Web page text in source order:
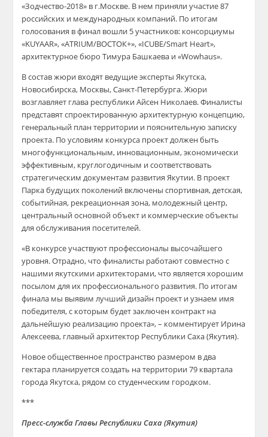
«Зодчество-2018» в г.Москве. В нем приняли участие 87
российских и международных компаний. По итогам
голосования в финал вошли 5 участников: консорциумы
«KUYAAR», «ATRIUM/ВОСТОК+», «ICUBE/Smart Heart»,
архитектурное бюро Тимура Башкаева и «Wowhaus».
В состав жюри входят ведущие эксперты Якутска,
Новосибирска, Москвы, Санкт-Петербурга. Жюри
возглавляет глава республики Айсен Николаев. Финалисты
представят спроектированную архитектурную концепцию,
генеральный план территории и пояснительную записку
проекта. По условиям конкурса проект должен быть
многофункциональным, инновационным, экономически
эффективным, круглогодичным и соответствовать
стратегическим документам развития Якутии. В проект
Парка будущих поколений включены спортивная, детская,
событийная, рекреационная зона, молодежный центр,
центральный основной объект и коммерческие объекты
для обслуживания посетителей.
«В конкурсе участвуют профессионалы высочайшего
уровня. Отрадно, что финалисты работают совместно с
нашими якутскими архитекторами, что является хорошим
посылом для их профессионального развития. По итогам
финала мы выявим лучший дизайн проект и узнаем имя
победителя, с которым будет заключен контракт на
дальнейшую реализацию проекта», – комментирует Ирина
Алексеева, главный архитектор Республики Саха (Якутия).
Новое общественное пространство размером в два
гектара планируется создать на территории 79 квартала
города Якутска, рядом со студенческим городком.
***
Пресс-служба Главы Республики Саха (Якутия)